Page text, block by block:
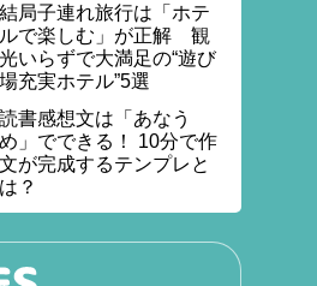
結局子連れ旅行は「ホテ
ルで楽しむ」が正解 観
光いらずで大満足の“遊び
場充実ホテル”5選
読書感想文は「あなう
め」でできる！ 10分で作
文が完成するテンプレと
は？